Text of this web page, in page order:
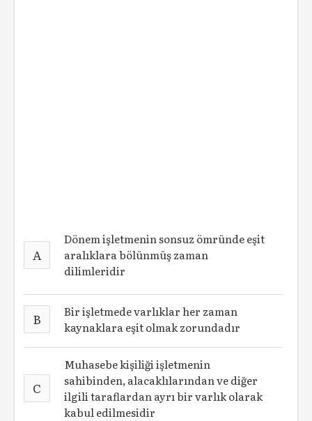
A
Dönem işletmenin sonsuz ömründe eşit
aralıklara bölünmüş zaman
dilimleridir
B
Bir işletmede varlıklar her zaman
kaynaklara eşit olmak zorundadır
C
Muhasebe kişiliği işletmenin
sahibinden, alacaklılarından ve diğer
ilgili taraflardan ayrı bir varlık olarak
kabul edilmesidir